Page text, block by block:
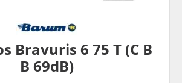
Bravuris 6 75 T (C B
B 69dB)